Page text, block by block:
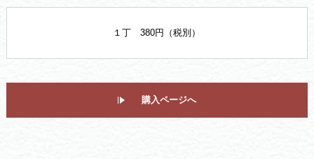
１丁 380円（税別）
購入ページへ